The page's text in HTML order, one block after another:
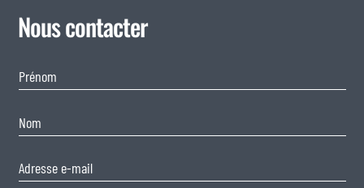
Nous contacter